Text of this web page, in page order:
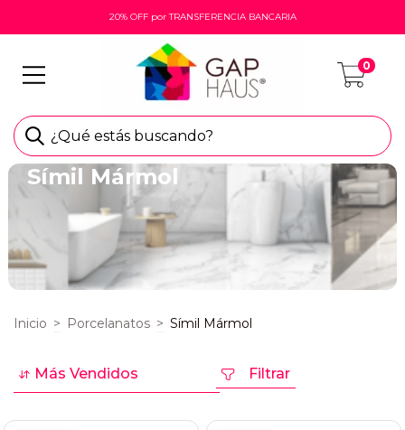
20% OFF por TRANSFERENCIA BANCARIA
¿Qué estás buscando?
0
Símil Mármol
Inicio > Porcelanatos > Símil Mármol
Filtrar